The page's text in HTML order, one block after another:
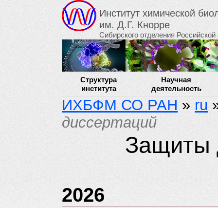
Институт химической
им. Д.Г. Кнорре
Сибирского отделения
Структура
института
Научная
деятельность
ИХБФМ СО РАН » ru
диссертаций
Защиты
2026